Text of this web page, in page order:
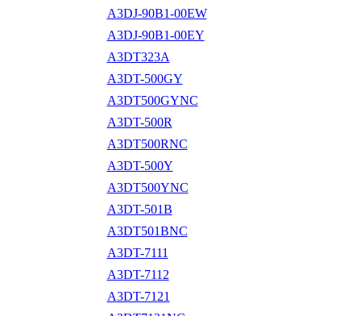
A3DJ-90B1-00EW
A3DJ-90B1-00EY
A3DT323A
A3DT-500GY
A3DT500GYNC
A3DT-500R
A3DT500RNC
A3DT-500Y
A3DT500YNC
A3DT-501B
A3DT501BNC
A3DT-7111
A3DT-7112
A3DT-7121